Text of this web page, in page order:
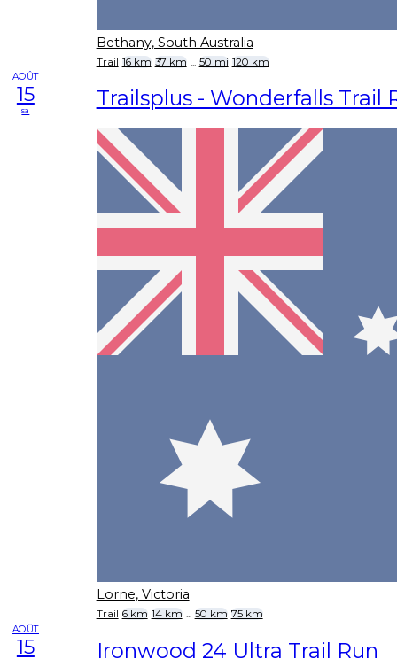
Bethany, South Australia
Trail 16 km 37 km ... 50 mi 120 km
AOÛT
15
sa Trailsplus - Wonderfalls Trail
Lorne, Victoria
Trail 6 km 14 km ... 50 km 75 km
AOÛT
15 Ironwood 24 Ultra Trail Run